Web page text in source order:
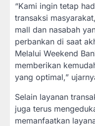
“Kami ingin tetap
transaksi
mall dan nasabah
perbankan di saat
Melalui Weekend
memberikan
yang optimal,”
Selain layanan
juga terus
memanfaatkan